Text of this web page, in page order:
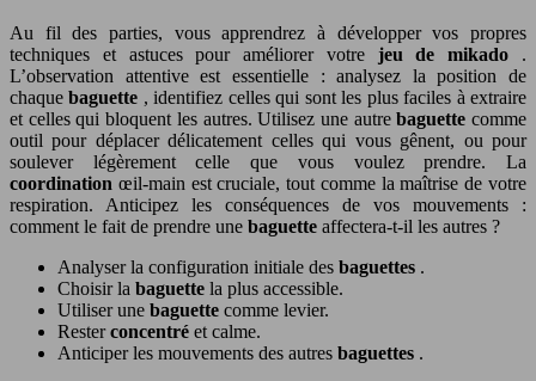
Au fil des parties, vous apprendrez à développer vos propres
techniques et astuces pour améliorer votre jeu de mikado .
L’observation attentive est essentielle : analysez la position de
chaquebaguette , identifiez celles qui sont les plus faciles à extraire
et celles qui bloquent les autres. Utilisez une autrebaguettecomme
outil pour déplacer délicatement celles qui vous gênent, ou pour
soulever légèrement celle que vous voulez prendre. La
coordination œil-main est cruciale, tout comme la maîtrise de votre
respiration. Anticipez les conséquences de vos mouvements :
comment le fait de prendre une baguette affectera-t-il les autres ?
Analyser la configuration initiale des baguettes .
Choisir la baguette la plus accessible.
Utiliser une baguette comme levier.
Resterconcentré et calme.
Anticiper les mouvements des autres baguettes .